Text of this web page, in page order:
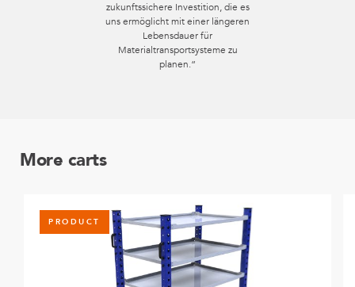
zukunftssichere Investition, die es
uns ermöglicht mit einer längeren
Lebensdauer für
Materialtransportsysteme zu
planen.“
More carts
PRODUCT